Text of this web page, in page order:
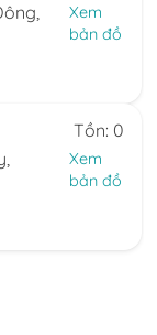
Xem
bản đồ
Tồn: 0
Xem
bản đồ